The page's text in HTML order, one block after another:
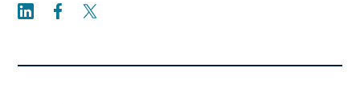
Share on LinkedIn
Share on Facebook